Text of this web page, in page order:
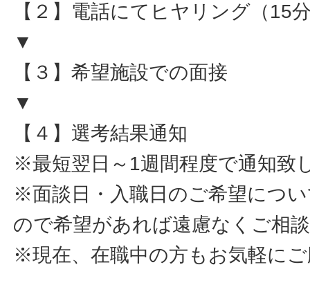
【２】電話にてヒヤリング（15
▼
【３】希望施設での面接
▼
【４】選考結果通知
※最短翌日～1週間程度で通知致
※面談日・入職日のご希望につ
ので希望があれば遠慮なくご相
※現在、在職中の方もお気軽に